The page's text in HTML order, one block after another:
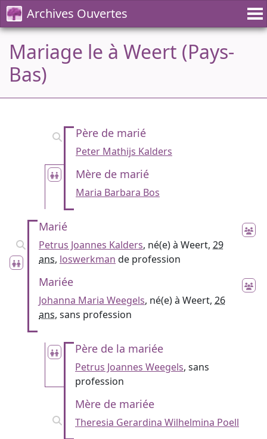
Archives Ouvertes
Mariage le à Weert (Pays-
Bas)
Père de marié
Peter Mathijs Kalders
Mère de marié
Maria Barbara Bos
Marié
Petrus Joannes Kalders, né(e) à Weert, 29
ans, loswerkman de profession
Mariée
Johanna Maria Weegels, né(e) à Weert, 26
ans, sans profession
Père de la mariée
Petrus Joannes Weegels, sans
profession
Mère de mariée
Theresia Gerardina Wilhelmina Poell